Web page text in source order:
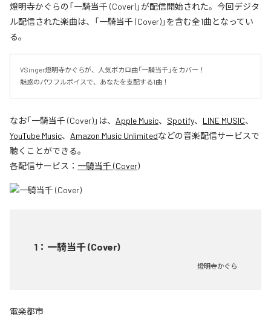
燈明寺かぐらの「一騎当千 (Cover)」が配信開始された。今回デジタ
ル配信された楽曲は、「一騎当千 (Cover)」を含む全1曲となってい
る。
VSinger燈明寺かぐらが、人気ボカロ曲「一騎当千」をカバー！
魅惑のパワフルボイスで、あなたを支配する1曲！
なお「一騎当千 (Cover)」は、 Apple Music、 Spotify、 LINE MUSIC、
YouTube Music、 Amazon Music Unlimitedなどの音楽配信サービスで
聴くことができる。
各配信サービス： 一騎当千 (Cover)
1 ： 一騎当千 (Cover)
燈明寺かぐら
電楽都市